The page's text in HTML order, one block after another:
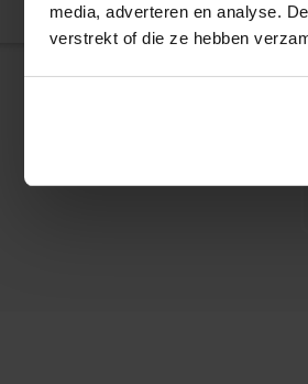
media, adverteren en analyse.
verstrekt of die ze hebben